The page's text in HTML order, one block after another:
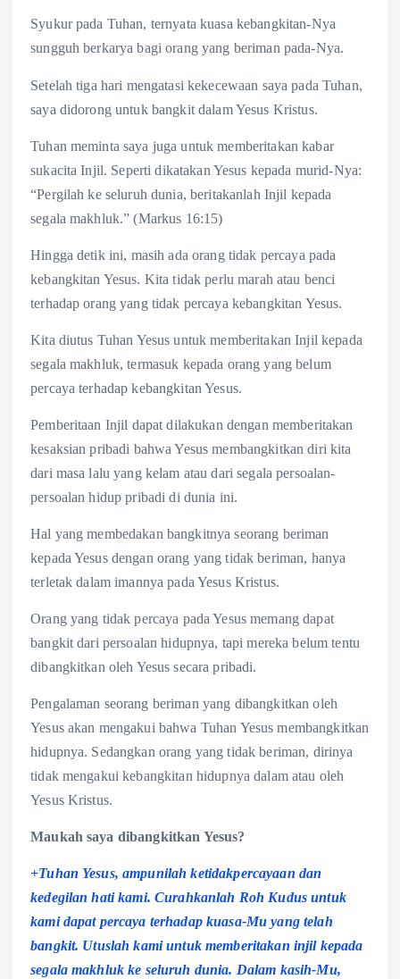
Syukur pada Tuhan, ternyata kuasa kebangkitan-Nya
sungguh berkarya bagi orang yang beriman pada-Nya.
Setelah tiga hari mengatasi kekecewaan saya pada Tuhan,
saya didorong untuk bangkit dalam Yesus Kristus.
Tuhan meminta saya juga untuk memberitakan kabar
sukacita Injil. Seperti dikatakan Yesus kepada murid-Nya:
“Pergilah ke seluruh dunia, beritakanlah Injil kepada
segala makhluk.” (Markus 16:15)
Hingga detik ini, masih ada orang tidak percaya pada
kebangkitan Yesus. Kita tidak perlu marah atau benci
terhadap orang yang tidak percaya kebangkitan Yesus.
Kita diutus Tuhan Yesus untuk memberitakan Injil kepada
segala makhluk, termasuk kepada orang yang belum
percaya terhadap kebangkitan Yesus.
Pemberitaan Injil dapat dilakukan dengan memberitakan
kesaksian pribadi bahwa Yesus membangkitkan diri kita
dari masa lalu yang kelam atau dari segala persoalan-
persoalan hidup pribadi di dunia ini.
Hal yang membedakan bangkitnya seorang beriman
kepada Yesus dengan orang yang tidak beriman, hanya
terletak dalam imannya pada Yesus Kristus.
Orang yang tidak percaya pada Yesus memang dapat
bangkit dari persoalan hidupnya, tapi mereka belum tentu
dibangkitkan oleh Yesus secara pribadi.
Pengalaman seorang beriman yang dibangkitkan oleh
Yesus akan mengakui bahwa Tuhan Yesus membangkitkan
hidupnya. Sedangkan orang yang tidak beriman, dirinya
tidak mengakui kebangkitan hidupnya dalam atau oleh
Yesus Kristus.
Maukah saya dibangkitkan Yesus?
+Tuhan Yesus, ampunilah ketidakpercayaan dan
kedegilan hati kami. Curahkanlah Roh Kudus untuk
kami dapat percaya terhadap kuasa-Mu yang telah
bangkit. Utuslah kami untuk memberitakan injil kepada
segala makhluk ke seluruh dunia. Dalam kasih-Mu,